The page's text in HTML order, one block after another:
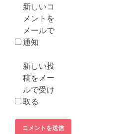
新しいコ
メントを
メールで
通知
新しい投
稿をメー
ルで受け
取る